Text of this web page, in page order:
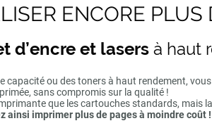
ENCORE PLUS
d’encre et lasersà haut
capacité ou des toners à haut rendement,
sans compromis sur la qualité !
que les cartouches standards, mais
ainsi imprimer plus de pages à moindre coût !